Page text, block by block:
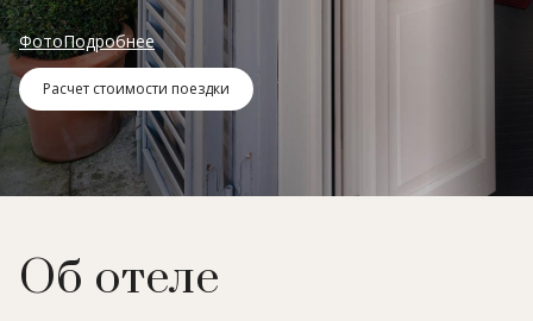
ФотоПодробнее
Расчет стоимости поездки
Об отеле